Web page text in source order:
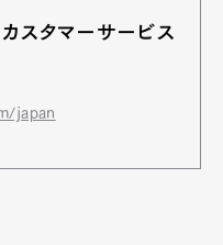
スタマーサービス
japan